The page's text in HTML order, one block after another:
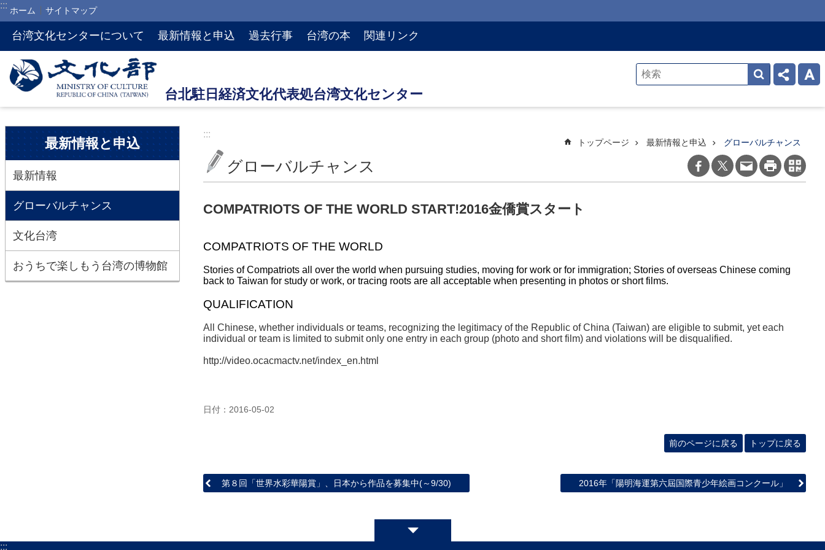
メインのコンテンツブロックにジャンプします
::: ホーム サイトマップ
台湾文化センターについて 最新情報と申込 過去行事 台湾の本 関連リンク
:::
最新情報と申込
最新情報
グローバルチャンス
文化台湾
おうちで楽しもう台湾の博物館
:::
トップページ 最新情報と申込 グローバルチャンス
グローバルチャンス
COMPATRIOTS OF THE WORLD START!2016金僑賞スタート
COMPATRIOTS OF THE WORLD
Stories of Compatriots all over the world when pursuing studies, moving for work or for immigration; Stories of overseas Chinese coming
back to Taiwan for study or work, or tracing roots are all acceptable when presenting in photos or short films.
QUALIFICATION
All Chinese, whether individuals or teams, recognizing the legitimacy of the Republic of China (Taiwan) are eligible to submit, yet each
individual or team is limited to submit only one entry in each group (photo and short film) and violations will be disqualified.
http://video.ocacmactv.net/index_en.html
日付：2016-05-02
前のページに戻る トップに戻る
第８回「世界水彩華陽賞」、日本から作品を募集中(～9/30) 2016年「陽明海運第六屆国際青少年絵画コンクール」
:::